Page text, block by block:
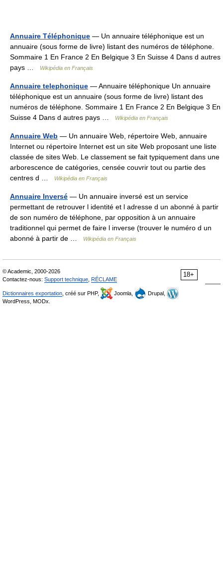
Annuaire Téléphonique — Un annuaire téléphonique est un
annuaire (sous forme de livre) listant des numéros de téléphone.
Sommaire 1 En France 2 En Belgique 3 En Suisse 4 Dans d autres
pays …
Wikipédia en Français
Annuaire telephonique — Annuaire téléphonique Un annuaire
téléphonique est un annuaire (sous forme de livre) listant des
numéros de téléphone. Sommaire 1 En France 2 En Belgique 3 En
Suisse 4 Dans d autres pays …
Wikipédia en Français
Annuaire Web — Un annuaire Web, répertoire Web, annuaire
Internet ou répertoire Internet est un site Web proposant une liste
classée de sites Web. Le classement se fait typiquement dans une
arborescence de catégories, censée couvrir tout ou partie des
centres d …
Wikipédia en Français
Annuaire Inversé — Un annuaire inversé est un service
permettant de retrouver l identité et l adresse d un abonné à partir
de son numéro de téléphone, par opposition à un annuaire
traditionnel qui permet de faire l inverse (trouver le numéro d un
abonné à partir de …
Wikipédia en Français
18+
© Academic, 2000-2026
Contactez-nous: Support technique RÉCLAME
Dictionnaires exportation , créé sur PHP, Joomla,
Drupal,
WordPress, MODx.